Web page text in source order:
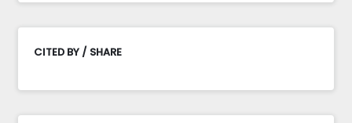
CITED BY / SHARE